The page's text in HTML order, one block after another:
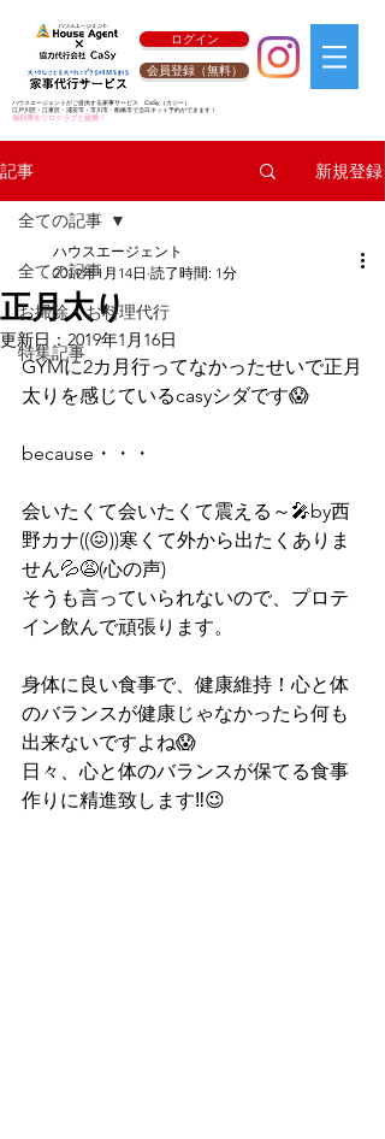
ログイン
会員登録（無料）
ハウスエージェントがご提供する家事サービス CaSy （カジー）
江戸川区・江東区・浦安市・市川市・船橋市で当日ネット予約ができます！
福利厚生リロクラブと提携！
記事 新規登録
全ての記事
お掃除・お料理代行
特集記事
全ての記事
正月太り
ハウスエージェント
2019年1月14日 読了時間: 1分
更新日： 2019年1月16日
GYMに2カ月行ってなかったせいで正月
太りを感じているcasyシダです😱
because・・・
会いたくて会いたくて震える～🎤by西
野カナ((😖))寒くて外から出たくありま
せん💦😩(心の声)
そうも言っていられないので、プロテ
イン飲んで頑張ります。
身体に良い食事で、健康維持！心と体
のバランスが健康じゃなかったら何も
出来ないですよね😱
日々、心と体のバランスが保てる食事
作りに精進致します‼️😉